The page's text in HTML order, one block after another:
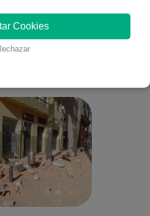
te puede
Cookies